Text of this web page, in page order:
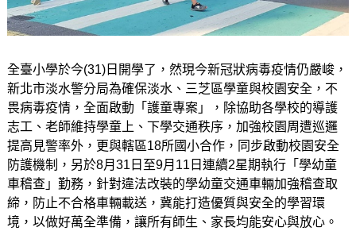
全臺小學於今(31)日開學了，然現今新冠狀病毒疫情仍嚴峻，
新北市淡水警分局為確保淡水、三芝區學童與校園安全，不
畏病毒疫情，全面啟動「護童專案」，除協助各學校的導護
志工、老師維持學童上、下學交通秩序，加強校園周遭巡邏
提高見警率外，更與轄區18所國小合作，同步啟動校園安全
防護機制，另於8月31日至9月11日連續2星期執行「學幼童
車稽查」勤務，針對違法改裝的學幼童交通車輛加強稽查取
締，防止不合格車輛載送，冀能打造優質與安全的學習環
境，以做好萬全準備，讓所有師生、家長均能安心與放心。